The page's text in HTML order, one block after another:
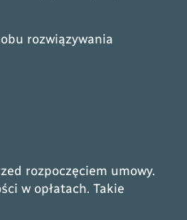
rozwiązywania
rozpoczęciem umowy.
w opłatach. Takie